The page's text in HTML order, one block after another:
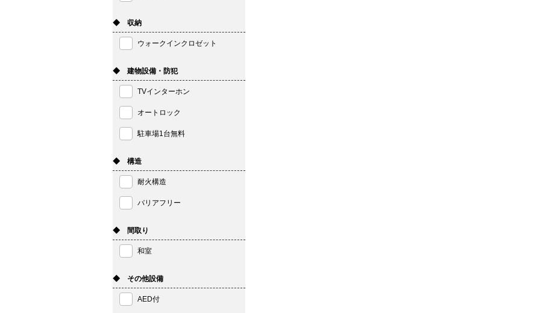
◆ 収納
ウォークインクロゼット
◆ 建物設備・防犯
TVインターホン
オートロック
駐車場1台無料
◆ 構造
耐火構造
バリアフリー
◆ 間取り
和室
◆ その他設備
AED付